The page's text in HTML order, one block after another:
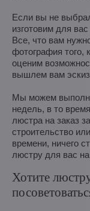
Если вы не
изготовим для
Все, что вам
фотография того,
оценим
вышлем вам
Мы можем
недель, в то
люстра на заказ
строительство
времени, ничего
люстру для вас
Хотите